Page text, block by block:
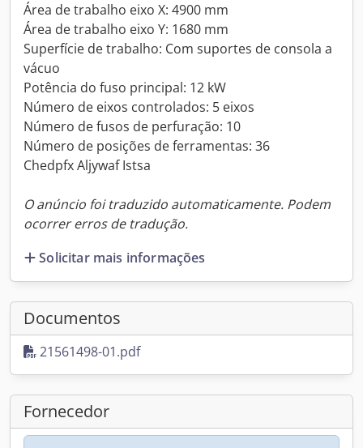
Área de trabalho eixo X: 4900 mm
Área de trabalho eixo Y: 1680 mm
Superfície de trabalho: Com suportes de consola a
vácuo
Potência do fuso principal: 12 kW
Número de eixos controlados: 5 eixos
Número de fusos de perfuração: 10
Número de posições de ferramentas: 36
Chedpfx Aljywaf Istsa
O anúncio foi traduzido automaticamente. Podem
ocorrer erros de tradução.
Solicitar mais informações
Documentos
21561498-01.pdf
Fornecedor